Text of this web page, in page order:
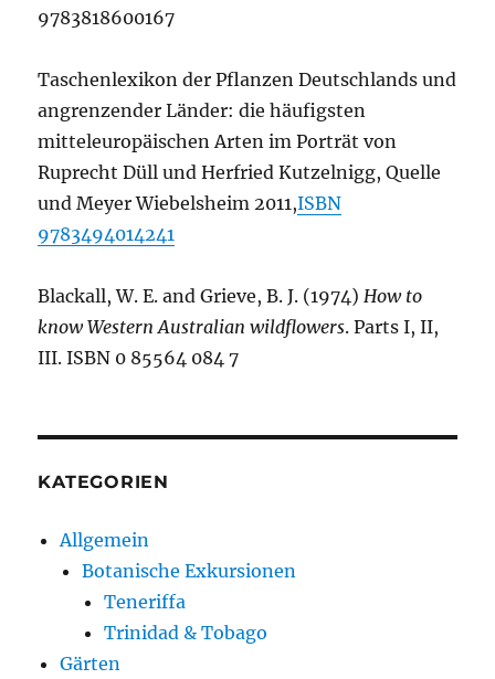
9783818600167
Taschenlexikon der Pflanzen Deutschlands und
angrenzender Länder: die häufigsten
mitteleuropäischen Arten im Porträt von
Ruprecht Düll und Herfried Kutzelnigg, Quelle
und Meyer Wiebelsheim 2011,ISBN
9783494014241
Blackall, W. E. and Grieve, B. J. (1974)How to
know Western Australian wildflowers. Parts I, II,
III. ISBN 0 85564 084 7
KATEGORIEN
Allgemein
Botanische Exkursionen
Teneriffa
Trinidad & Tobago
Gärten